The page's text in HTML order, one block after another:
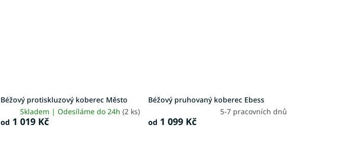
Béžový protiskluzový koberec Město
Skladem | Odesíláme do 24h (2 ks)
od 1 019 Kč
Béžový pruhovaný koberec Ebess
5-7 pracovních dnů
od 1 099 Kč